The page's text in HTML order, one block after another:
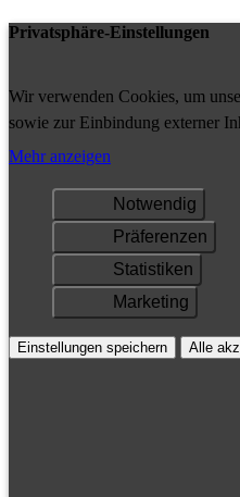
Privatsphäre-Einstellungen
Wir verwenden Cookies, um
sowie zur Einbindung externer
Ihrem Gerät gespeichert und/oder
Mehr anzeigen
Notwendig
Präferenzen
Statistiken
Marketing
Einstellungen speichern Alle